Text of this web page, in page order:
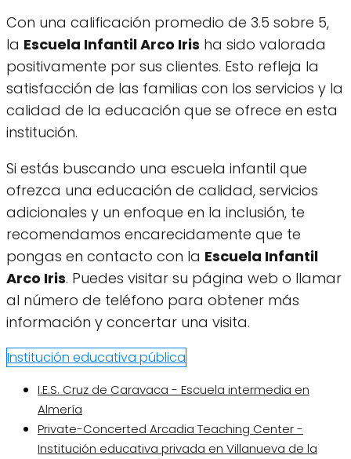
Con una calificación promedio de 3.5 sobre 5,
la Escuela Infantil Arco Iris ha sido valorada
positivamente por sus clientes. Esto refleja la
satisfacción de las familias con los servicios y la
calidad de la educación que se ofrece en esta
institución.
Si estás buscando una escuela infantil que
ofrezca una educación de calidad, servicios
adicionales y un enfoque en la inclusión, te
recomendamos encarecidamente que te
pongas en contacto con la Escuela Infantil
Arco Iris. Puedes visitar su página web o llamar
al número de teléfono para obtener más
información y concertar una visita.
Institución educativa pública
I.E.S. Cruz de Caravaca - Escuela intermedia en
Almería
Private-Concerted Arcadia Teaching Center -
Institución educativa privada en Villanueva de la